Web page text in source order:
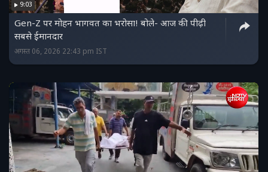
9:03
Gen-Z पर मोहन भागवत का भरोसा! बोले- आज की पीढ़ी
सबसे ईमानदार
अगस्त 06, 2026 22:43 pm IST